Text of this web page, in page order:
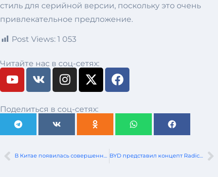
стиль для серийной версии, поскольку это очень
привлекательное предложение.
Post Views: 1 053
Читайте нас в соц-сетях:
Поделиться в соц-сетях:
В Китае появилась совершенно новая Mazda6 под названием EZ-6 BYD представил концепт Radical Ocean-M